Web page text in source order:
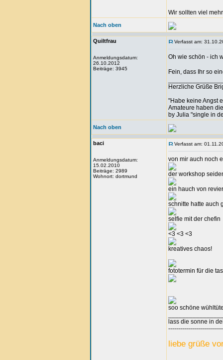
Wir sollten viel
Nach oben
Quiltfrau
Anmeldungsdatum:
26.10.2012
Beiträge: 3945
Verfasst am:
Oh wie schön - ich
Fein, dass Ihr so
Herzliche Grüße
"Habe keine Angst
Amateure haben
by Julia "single in
Nach oben
baci
Anmeldungsdatum:
15.02.2010
Beiträge: 2989
Wohnort: dortmund
Verfasst am:
von mir auch noch
der workshop
ein hauch von
schnitte hatte auch
selfie mit der chefin
<3 <3 <3
kreatives chaos!
fototermin für die
soo schöne
lass die sonne in
liebe grüße